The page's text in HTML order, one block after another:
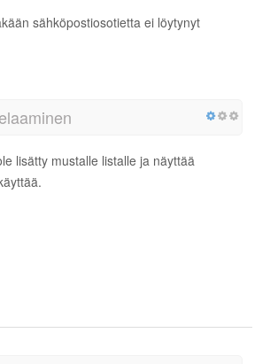
sähköpostiosotietta ei löytynyt
lisätty mustalle listalle ja näyttää